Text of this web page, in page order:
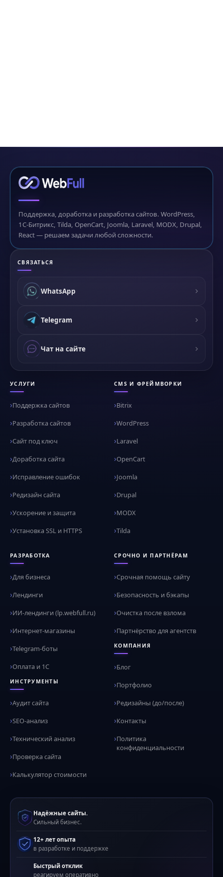
Поддержка, доработка и разработка сайтов. WordPress,
1С-Битрикс, Tilda, OpenCart, Joomla, Laravel, MODX, Drupal,
React — решаем задачи любой сложности.
СВЯЗАТЬСЯ
WhatsApp
Telegram
Чат на сайте
УСЛУГИ
Поддержка сайтов
Разработка сайтов
Сайт под ключ
Доработка сайта
Исправление ошибок
Редизайн сайта
Ускорение и защита
Установка SSL и HTTPS
CMS И ФРЕЙМВОРКИ
Bitrix
WordPress
Laravel
OpenCart
Joomla
Drupal
MODX
Tilda
РАЗРАБОТКА
Для бизнеса
Лендинги
ИИ-лендинги (lp.webfull.ru)
Интернет-магазины
Telegram-боты
Оплата и 1С
ИНСТРУМЕНТЫ
Аудит сайта
SEO-анализ
Технический анализ
Проверка сайта
Калькулятор стоимости
СРОЧНО И ПАРТНЁРАМ
Срочная помощь сайту
Безопасность и бэкапы
Очистка после взлома
Партнёрство для агентств
КОМПАНИЯ
Блог
Портфолио
Редизайны (до/после)
Контакты
Политика
конфиденциальности
Надёжные сайты.
Сильный бизнес.
12+ лет опыта
в разработке и поддержке
Быстрый отклик
реагируем оперативно